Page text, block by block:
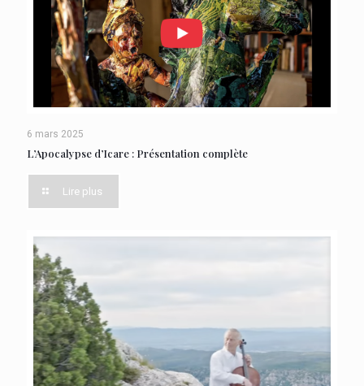
6 mars 2025
L’Apocalypse d’Icare : Présentation complète
Lire plus